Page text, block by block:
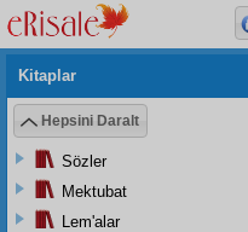
Kitaplar
Hepsini Daralt
Sözler
Mektubat
Lem'alar